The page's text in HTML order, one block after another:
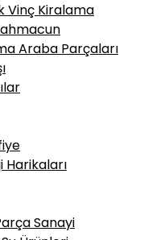
L
R
M
Vinç Kiralama
Araba Parçaları
Harikaları
Sanayi